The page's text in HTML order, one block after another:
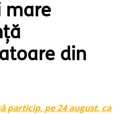
mare
din
particip, pe 24 august, ca